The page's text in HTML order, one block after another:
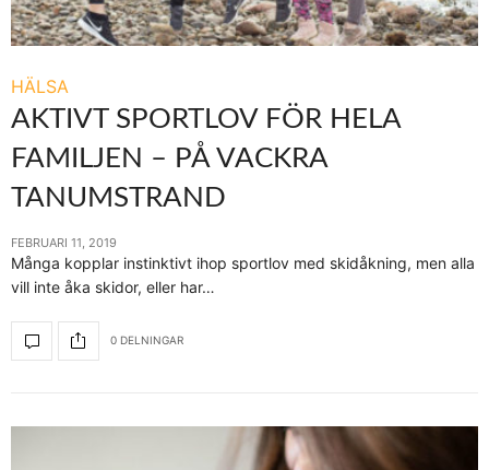
HÄLSA
AKTIVT SPORTLOV FÖR HELA
FAMILJEN – PÅ VACKRA
TANUMSTRAND
FEBRUARI 11, 2019
Många kopplar instinktivt ihop sportlov med skidåkning, men alla
vill inte åka skidor, eller har…
0 DELNINGAR